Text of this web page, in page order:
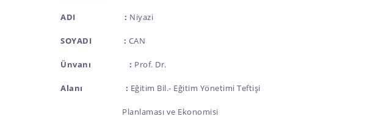
ADI : Niyazi
SOYADI : CAN
Ünvanı : Prof. Dr.
Alanı : Eğitim Bil.- Eğitim Yönetimi Teftişi
Planlaması ve Ekonomisi